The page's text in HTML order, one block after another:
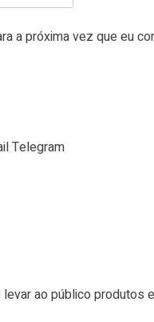
a próxima vez que eu
Telegram
ao público